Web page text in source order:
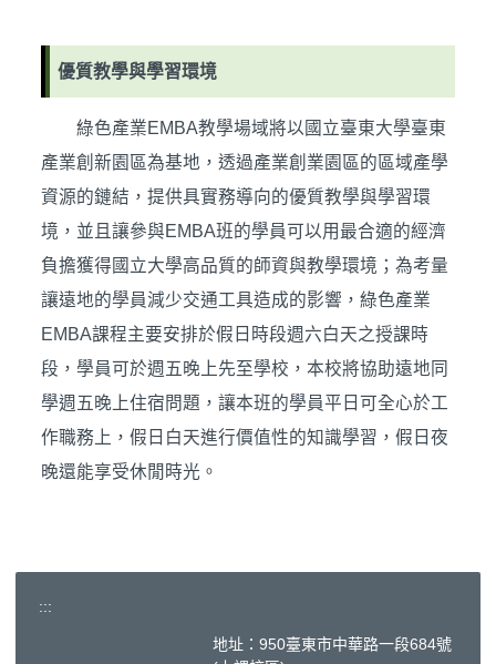
優質教學與學習環境
綠色產業EMBA教學場域將以國立臺東大學臺東
產業創新園區為基地，透過產業創業園區的區域產學
資源的鏈結，提供具實務導向的優質教學與學習環
境，並且讓參與EMBA班的學員可以用最合適的經濟
負擔獲得國立大學高品質的師資與教學環境；為考量
讓遠地的學員減少交通工具造成的影響，綠色產業
EMBA課程主要安排於假日時段週六白天之授課時
段，學員可於週五晚上先至學校，本校將協助遠地同
學週五晚上住宿問題，讓本班的學員平日可全心於工
作職務上，假日白天進行價值性的知識學習，假日夜
晚還能享受休閒時光。
:::
地址：950臺東市中華路一段684號